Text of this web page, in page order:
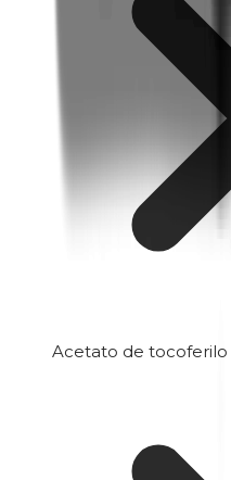
Acetato de tocoferilo